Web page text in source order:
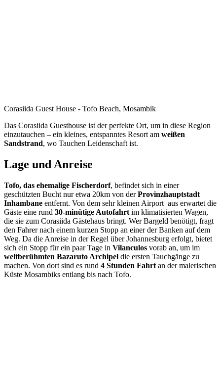
Corasiida Guest House - Tofo Beach, Mosambik
Das Corasiida Guesthouse ist der perfekte Ort, um in diese Region
einzutauchen – ein kleines, entspanntes Resort am weißen
Sandstrand, wo Tauchen Leidenschaft ist.
Lage und Anreise
Tofo, das ehemalige Fischerdorf, befindet sich in einer
geschützten Bucht nur etwa 20km von derProvinzhauptstadt
Inhambane entfernt. Von dem sehr kleinen Airport aus erwartet die
Gäste eine rund 30-minütige Autofahrt im klimatisierten Wagen,
die sie zum Corasiida Gästehaus bringt. Wer Bargeld benötigt, fragt
den Fahrer nach einem kurzen Stopp an einer der Banken auf dem
Weg. Da die Anreise in der Regel über Johannesburg erfolgt, bietet
sich ein Stopp für ein paar Tage in Vilanculos vorab an, um im
weltberühmten Bazaruto Archipel die ersten Tauchgänge zu
machen. Von dort sind es rund 4 Stunden Fahrt an der malerischen
Küste Mosambiks entlang bis nach Tofo.